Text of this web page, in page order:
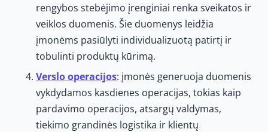
rengybos stebėjimo įrenginiai renka sveikatos ir
veiklos duomenis. Šie duomenys leidžia
įmonėms pasiūlyti individualizuotą patirtį ir
tobulinti produktų kūrimą.
Verslo operacijos: įmonės generuoja duomenis
vykdydamos kasdienes operacijas, tokias kaip
pardavimo operacijos, atsargų valdymas,
tiekimo grandinės logistika ir klientų